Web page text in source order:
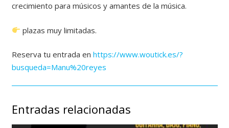
crecimiento para músicos y amantes de la música.
plazas muy limitadas.
Reserva tu entrada en https://www.woutick.es/?
busqueda=Manu%20reyes
Entradas relacionadas